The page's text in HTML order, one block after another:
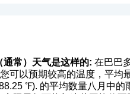
通常）天气是这样的: 在巴巴
可以预期较高的温度，平
℉). 的平均数量八月中的